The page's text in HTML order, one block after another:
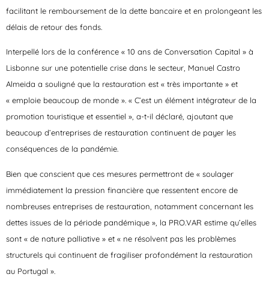
facilitant le remboursement de la dette bancaire et en prolongeant les
délais de retour des fonds.
Interpellé lors de la conférence « 10 ans de Conversation Capital » à
Lisbonne sur une potentielle crise dans le secteur, Manuel Castro
Almeida a souligné que la restauration est « très importante » et
« emploie beaucoup de monde ». « C’est un élément intégrateur de la
promotion touristique et essentiel », a-t-il déclaré, ajoutant que
beaucoup d’entreprises de restauration continuent de payer les
conséquences de la pandémie.
Bien que conscient que ces mesures permettront de « soulager
immédiatement la pression financière que ressentent encore de
nombreuses entreprises de restauration, notamment concernant les
dettes issues de la période pandémique », la PRO.VAR estime qu’elles
sont « de nature palliative » et « ne résolvent pas les problèmes
structurels qui continuent de fragiliser profondément la restauration
au Portugal ».